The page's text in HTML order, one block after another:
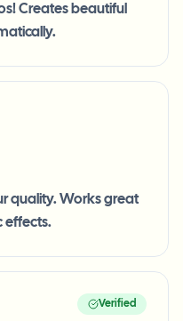
Creates beautiful
quality. Works great
effects.
Verified